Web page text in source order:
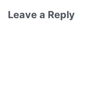
Leave a Reply